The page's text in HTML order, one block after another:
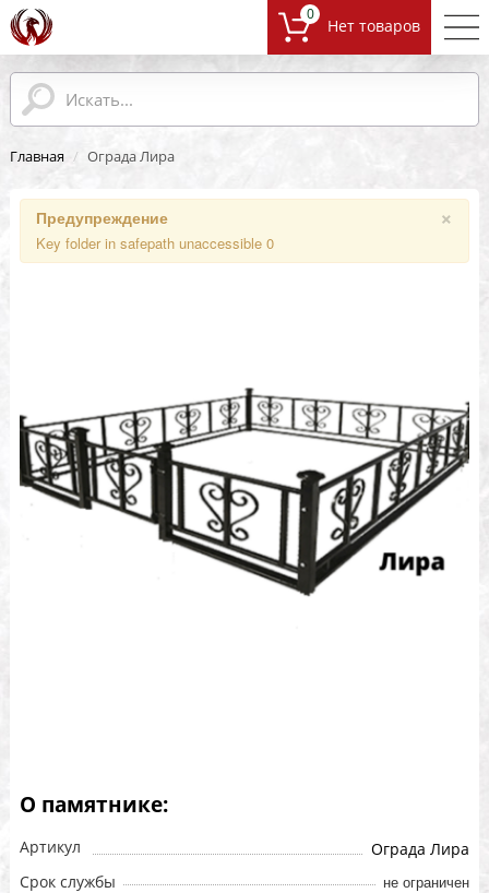
0
Главная / Ограда Лира
×
Предупреждение
Key folder in safepath unaccessible 0
О памятнике:
Артикул
Ограда Лира
Срок службы
не ограничен